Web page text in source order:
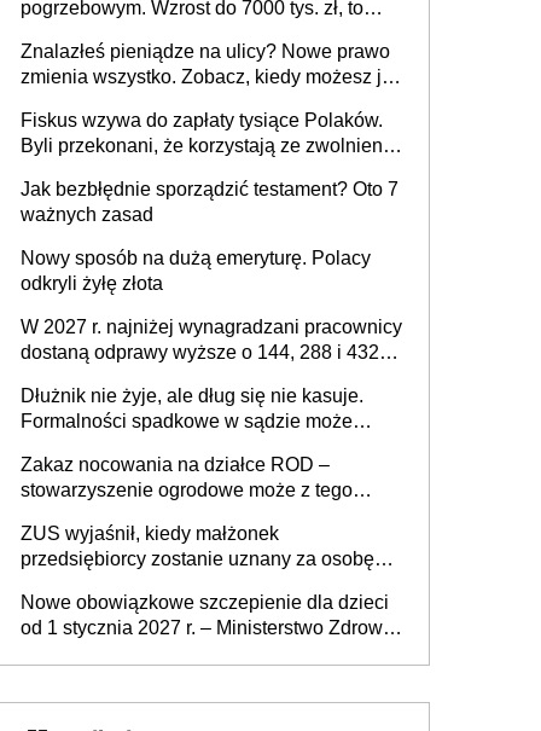
pogrzebowym. Wzrost do 7000 tys. zł, to
Znalazłeś pieniądze na ulicy? Nowe prawo
zmienia wszystko. Zobacz, kiedy możesz je
Fiskus wzywa do zapłaty tysiące Polaków.
Byli przekonani, że korzystają ze zwolnienia
Jak bezbłędnie sporządzić testament? Oto 7
ważnych zasad
Nowy sposób na dużą emeryturę. Polacy
odkryli żyłę złota
W 2027 r. najniżej wynagradzani pracownicy
dostaną odprawy wyższe o 144, 288 i 432
Dłużnik nie żyje, ale dług się nie kasuje.
Formalności spadkowe w sądzie może
zmarłego
Zakaz nocowania na działce ROD –
stowarzyszenie ogrodowe może z tego
działki (wypowiedzieć dzierżawę)?
ZUS wyjaśnił, kiedy małżonek
przedsiębiorcy zostanie uznany za osobę
Nowe obowiązkowe szczepienie dla dzieci
od 1 stycznia 2027 r. – Ministerstwo Zdrowia